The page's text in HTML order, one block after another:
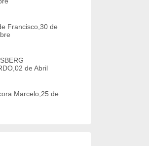
Francisco,30 de
de Abril
Marcelo,25 de